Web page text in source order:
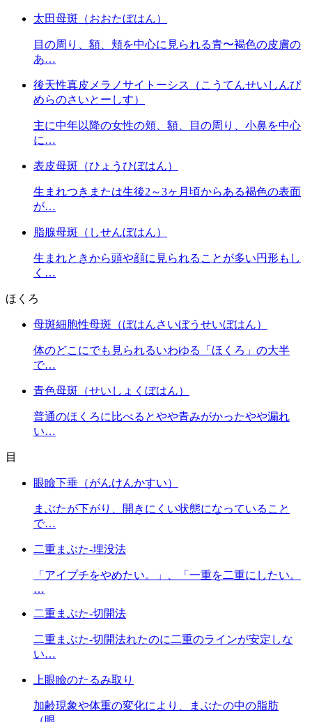
太田母斑（おおたぼはん）
目の周り、額、頬を中心に見られる青〜褐色の皮膚の
あ…
後天性真皮メラノサイトーシス（こうてんせいしんぴ
めらのさいとーしす）
主に中年以降の女性の頬、額、目の周り、小鼻を中心
に…
表皮母斑（ひょうひぼはん）
生まれつきまたは生後2～3ヶ月頃からある褐色の表面
が…
脂腺母斑（しせんぼはん）
生まれときから頭や顔に見られることが多い円形もし
く…
ほくろ
母斑細胞性母斑（ぼはんさいぼうせいぼはん）
体のどこにでも見られるいわゆる「ほくろ」の大半
で…
青色母斑（せいしょくぼはん）
普通のほくろに比べるとやや青みがかったやや漏れ
い…
目
眼瞼下垂（がんけんかすい）
まぶたが下がり、開きにくい状態になっていること
で…
二重まぶた-埋没法
「アイプチをやめたい。」、「一重を二重にしたい。
…
二重まぶた-切開法
二重まぶた-切開法れたのに二重のラインが安定しな
い…
上眼瞼のたるみ取り
加齢現象や体重の変化により、まぶたの中の脂肪